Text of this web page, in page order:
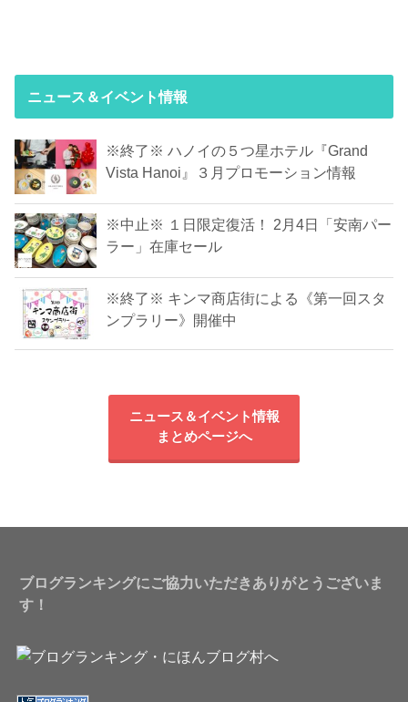
ニュース＆イベント情報
※終了※ ハノイの５つ星ホテル『Grand
Vista Hanoi』３月プロモーション情報
※中止※ １日限定復活！ 2月4日「安南パー
ラー」在庫セール
※終了※ キンマ商店街による《第一回スタ
ンプラリー》開催中
ニュース＆イベント情報
まとめページへ
ブログランキングにご協力いただきありがとうございま
す！